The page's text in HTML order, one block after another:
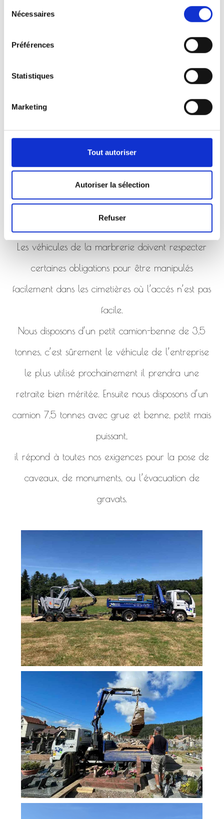
Nécessaires
Préférences
Statistiques
Marketing
Tout autoriser
Autoriser la sélection
Refuser
Pour répondre aux demandes de notre clientèle,
véhicules.
Que ça soit pour l’activité de pompes funèbres ou
Les véhicules de la marbrerie doivent respecter
certaines obligations pour être manipulés
facilement dans les cimetières où l’accés n’est pas
facile.
Nous disposons d’un petit camion-benne de 3,5
tonnes, c’est sûrement le véhicule de l’entreprise
le plus utilisé prochainement il prendra une
retraite bien méritée. Ensuite nous disposons d’un
camion 7,5 tonnes avec grue et benne, petit mais
puissant,
il répond à toutes nos exigences pour la pose de
caveaux, de monuments, ou l’évacuation de
gravats.